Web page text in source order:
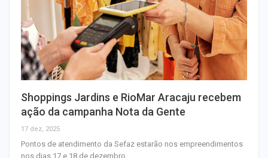
Shoppings Jardins e RioMar Aracaju recebem
ação da campanha Nota da Gente
17 dez, 2025
Pontos de atendimento da Sefaz estarão nos empreendimentos
nos dias 17 e 18 de dezembro